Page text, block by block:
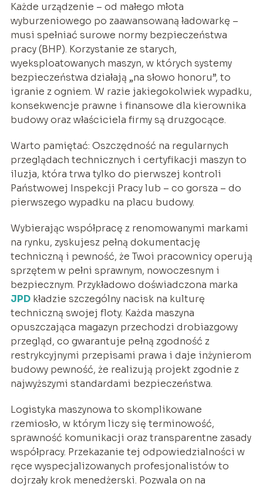
Każde urządzenie – od małego młota
wyburzeniowego po zaawansowaną ładowarkę –
musi spełniać surowe normy bezpieczeństwa
pracy (BHP). Korzystanie ze starych,
wyeksploatowanych maszyn, w których systemy
bezpieczeństwa działają „na słowo honoru”, to
igranie z ogniem. W razie jakiegokolwiek wypadku,
konsekwencje prawne i finansowe dla kierownika
budowy oraz właściciela firmy są druzgocące.
Warto pamiętać: Oszczędność na regularnych
przeglądach technicznych i certyfikacji maszyn to
iluzja, która trwa tylko do pierwszej kontroli
Państwowej Inspekcji Pracy lub – co gorsza – do
pierwszego wypadku na placu budowy.
Wybierając współpracę z renomowanymi markami
na rynku, zyskujesz pełną dokumentację
techniczną i pewność, że Twoi pracownicy operują
sprzętem w pełni sprawnym, nowoczesnym i
bezpiecznym. Przykładowo doświadczona marka
JPDkładzie szczególny nacisk na kulturę
techniczną swojej floty. Każda maszyna
opuszczająca magazyn przechodzi drobiazgowy
przegląd, co gwarantuje pełną zgodność z
restrykcyjnymi przepisami prawa i daje inżynierom
budowy pewność, że realizują projekt zgodnie z
najwyższymi standardami bezpieczeństwa.
Logistyka maszynowa to skomplikowane
rzemiosło, w którym liczy się terminowość,
sprawność komunikacji oraz transparentne zasady
współpracy. Przekazanie tej odpowiedzialności w
ręce wyspecjalizowanych profesjonalistów to
dojrzały krok menedżerski. Pozwala on na